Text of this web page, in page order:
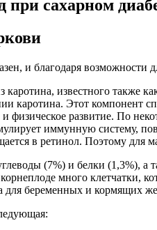
сахарном
и благодаря
каротина, известного
каротина. Этот компонент
физическое развитие. По
иммунную систему,
в ретинол. Поэтому для
(7%) и белки (1,3%),
много клетчатки,
для беременных и кормящих